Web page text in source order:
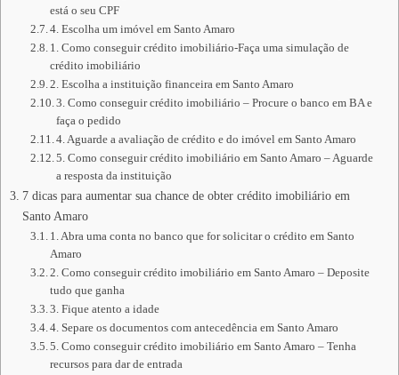
está o seu CPF
4. Escolha um imóvel em Santo Amaro
1. Como conseguir crédito imobiliário-Faça uma simulação de
crédito imobiliário
2. Escolha a instituição financeira em Santo Amaro
3. Como conseguir crédito imobiliário – Procure o banco em BA e
faça o pedido
4. Aguarde a avaliação de crédito e do imóvel em Santo Amaro
5. Como conseguir crédito imobiliário em Santo Amaro – Aguarde
a resposta da instituição
7 dicas para aumentar sua chance de obter crédito imobiliário em
Santo Amaro
1. Abra uma conta no banco que for solicitar o crédito em Santo
Amaro
2. Como conseguir crédito imobiliário em Santo Amaro – Deposite
tudo que ganha
3. Fique atento a idade
4. Separe os documentos com antecedência em Santo Amaro
5. Como conseguir crédito imobiliário em Santo Amaro – Tenha
recursos para dar de entrada